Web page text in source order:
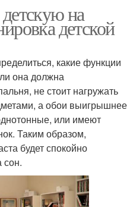
на
детской
какие функции
она должна
не стоит нагружать
а обои выигрышнее
или имеют
Таким образом,
будет спокойно
сон.